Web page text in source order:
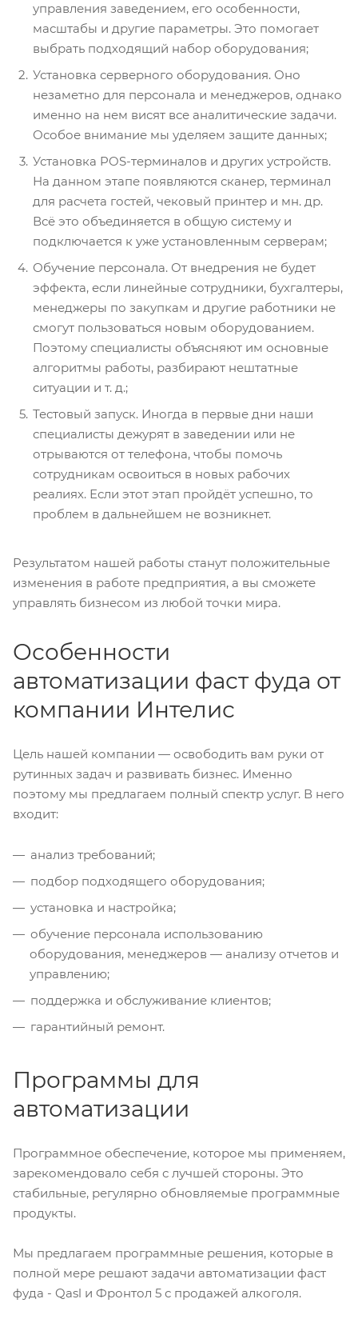
управления заведением, его особенности,
масштабы и другие параметры. Это помогает
выбрать подходящий набор оборудования;
Установка серверного оборудования. Оно
незаметно для персонала и менеджеров, однако
именно на нем висят все аналитические задачи.
Особое внимание мы уделяем защите данных;
Установка POS-терминалов и других устройств.
На данном этапе появляются сканер, терминал
для расчета гостей, чековый принтер и мн. др.
Всё это объединяется в общую систему и
подключается к уже установленным серверам;
Обучение персонала. От внедрения не будет
эффекта, если линейные сотрудники, бухгалтеры,
менеджеры по закупкам и другие работники не
смогут пользоваться новым оборудованием.
Поэтому специалисты объясняют им основные
алгоритмы работы, разбирают нештатные
ситуации и т. д.;
Тестовый запуск. Иногда в первые дни наши
специалисты дежурят в заведении или не
отрываются от телефона, чтобы помочь
сотрудникам освоиться в новых рабочих
реалиях. Если этот этап пройдёт успешно, то
проблем в дальнейшем не возникнет.
Результатом нашей работы станут положительные
изменения в работе предприятия, а вы сможете
управлять бизнесом из любой точки мира.
Особенности
автоматизации фаст фуда от
компании Интелис
Цель нашей компании — освободить вам руки от
рутинных задач и развивать бизнес. Именно
поэтому мы предлагаем полный спектр услуг. В него
входит:
анализ требований;
подбор подходящего оборудования;
установка и настройка;
обучение персонала использованию
оборудования, менеджеров — анализу отчетов и
управлению;
поддержка и обслуживание клиентов;
гарантийный ремонт.
Программы для
автоматизации
Программное обеспечение, которое мы применяем,
зарекомендовало себя с лучшей стороны. Это
стабильные, регулярно обновляемые программные
продукты.
Мы предлагаем программные решения, которые в
полной мере решают задачи автоматизации фаст
фуда - Qasl и Фронтол 5 с продажей алкоголя.